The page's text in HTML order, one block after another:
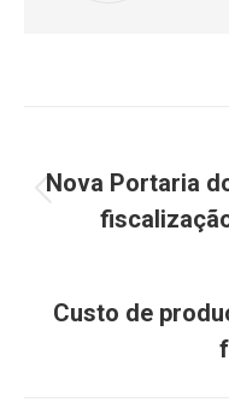
Nova Portaria
Custo de